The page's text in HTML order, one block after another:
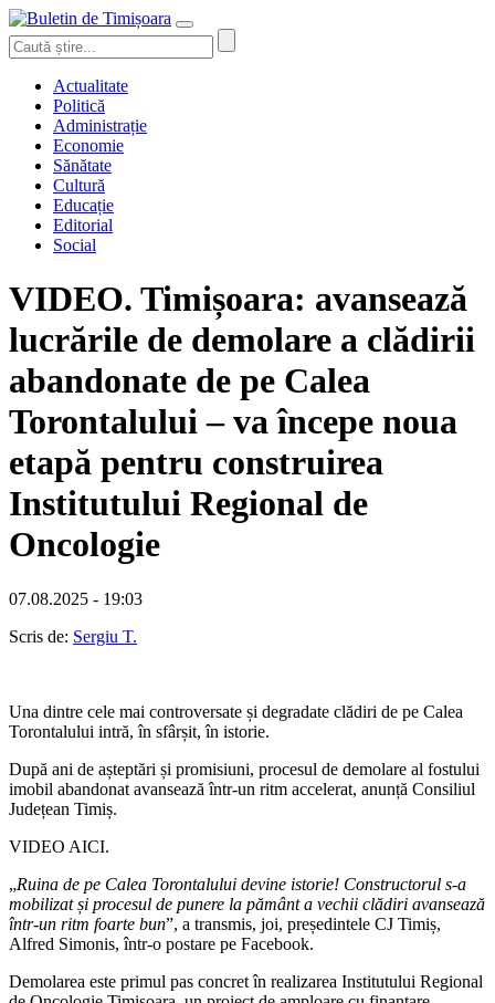
Actualitate
Politică
Administrație
Economie
Sănătate
Cultură
Educație
Editorial
Social
VIDEO. Timișoara: avansează
lucrările de demolare a clădirii
abandonate de pe Calea
Torontalului – va începe noua
etapă pentru construirea
Institutului Regional de
Oncologie
07.08.2025 - 19:03
Scris de: Sergiu T.
Una dintre cele mai controversate și degradate clădiri de pe Calea
Torontalului intră, în sfârșit, în istorie.
După ani de așteptări și promisiuni, procesul de demolare al fostului
imobil abandonat avansează într-un ritm accelerat, anunță Consiliul
Județean Timiș.
VIDEO AICI.
„Ruina de pe Calea Torontalului devine istorie! Constructorul s-a
mobilizat și procesul de punere la pământ a vechii clădiri avansează
într-un ritm foarte bun”, a transmis, joi, președintele CJ Timiș,
Alfred Simonis, într-o postare pe Facebook.
Demolarea este primul pas concret în realizarea Institutului Regional